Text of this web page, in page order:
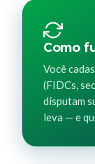
Como
Você
(FIDCs,
disputam
leva — e